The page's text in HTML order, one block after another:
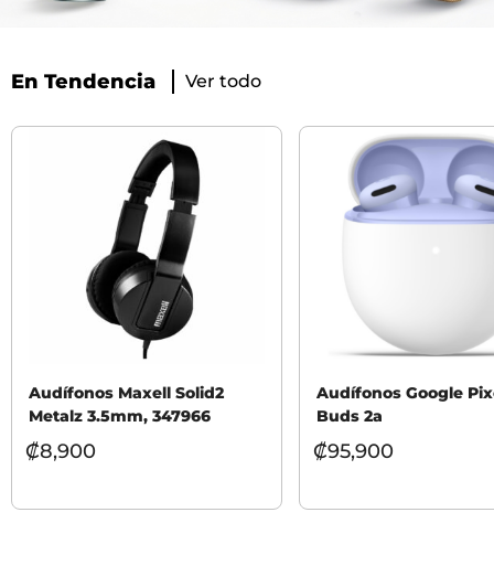
En Tendencia Ver todo
Audífonos Maxell Solid2
Metalz 3.5mm, 347966
₡8,900
Audífonos Google
Buds 2a
₡95,900